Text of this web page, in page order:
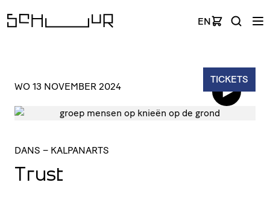
EN
TICKETS
WO 13 NOVEMBER 2024
DANS – KALPANARTS
Trust